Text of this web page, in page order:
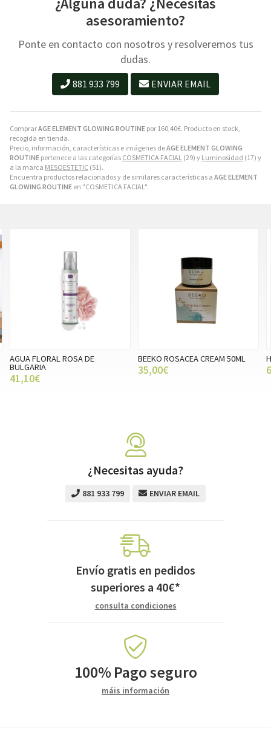
ComprarAGE ELEMENT GLOWING ROUTINE por 160,40€. Producto en stock,
recogida en tienda.
Precio, información, características e imágenes deAGE ELEMENT GLOWING
ROUTINE pertenece a las categorías COSMETICA FACIAL (29) y Luminosidad (17) y
a la marca MESOESTETIC (51).
Encuentra productos relacionados y de similares características a AGE ELEMENT
GLOWING ROUTINE en "COSMETICA FACIAL".
asesoramiento?
Ponte en contacto con nosotros y resolveremos tus
dudas.
881 933 799 ENVIAR EMAIL
AGUA FLORAL ROSA DE
BULGARIA
41,10€
BEEKO ROSACEA CREAM 50ML
35,00€
¿Necesitas ayuda?
881 933 799 ENVIAR EMAIL
Envío gratis en pedidos
superiores a 40€*
consulta condiciones
100%Pago seguro
máis información